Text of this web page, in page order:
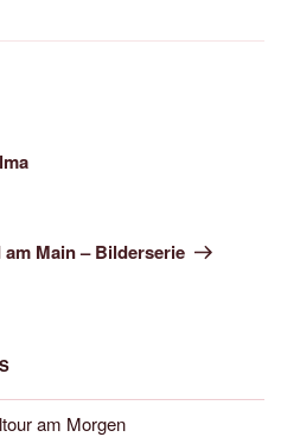
Main – Bilderserie
am Morgen